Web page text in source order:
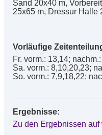
Sand 20x40 m,
25x65 m, Dressur Halle
Vorläufige
Fr. vorm.: 13,14;
Sa. vorm.: 8,10,20,23;
So. vorm.: 7,9,18,22;
Ergebnisse:
Zu den Ergebnissen